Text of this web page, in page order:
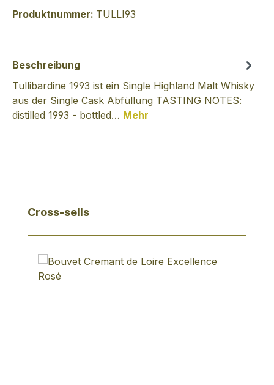
Produktnummer: TULLI93
Beschreibung
Tullibardine 1993 ist ein Single Highland Malt Whisky
aus der Single Cask Abfüllung TASTING NOTES:
distilled 1993 - bottled… Mehr
Produktgalerie überspringen
Cross-sells